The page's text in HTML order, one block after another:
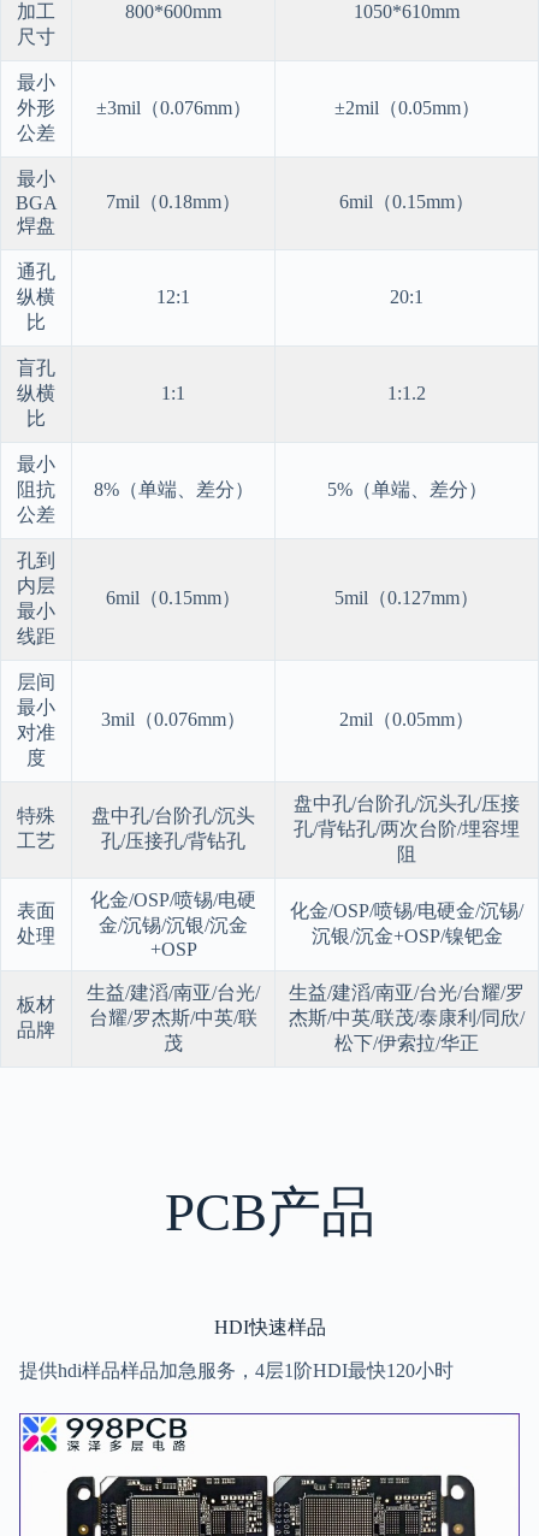
加工
尺寸
800*600mm 1050*610mm
最小
外形
公差
±3mil（0.076mm） ±2mil（0.05mm）
最小
BGA
焊盘
7mil（0.18mm） 6mil（0.15mm）
通孔
纵横
比
12:1 20:1
盲孔
纵横
比
1:1 1:1.2
最小
阻抗
公差
8%（单端、差分） 5%（单端、差分）
孔到
内层
最小
线距
6mil（0.15mm） 5mil（0.127mm）
层间
最小
对准
度
3mil（0.076mm） 2mil（0.05mm）
特殊
工艺
盘中孔/台阶孔/沉头
孔/压接孔/背钻孔
盘中孔/台阶孔/沉头孔/压接
孔/背钻孔/两次台阶/埋容埋
阻
表面
处理
化金/OSP/喷锡/电硬
金/沉锡/沉银/沉金
+OSP
化金/OSP/喷锡/电硬金/沉锡/
沉银/沉金+OSP/镍钯金
板材
品牌
生益/建滔/南亚/台光/
台耀/罗杰斯/中英/联
茂
生益/建滔/南亚/台光/台耀/罗
杰斯/中英/联茂/泰康利/同欣/
松下/伊索拉/华正
PCB产品
HDI快速样品
提供hdi样品样品加急服务，4层1阶HDI最快120小时